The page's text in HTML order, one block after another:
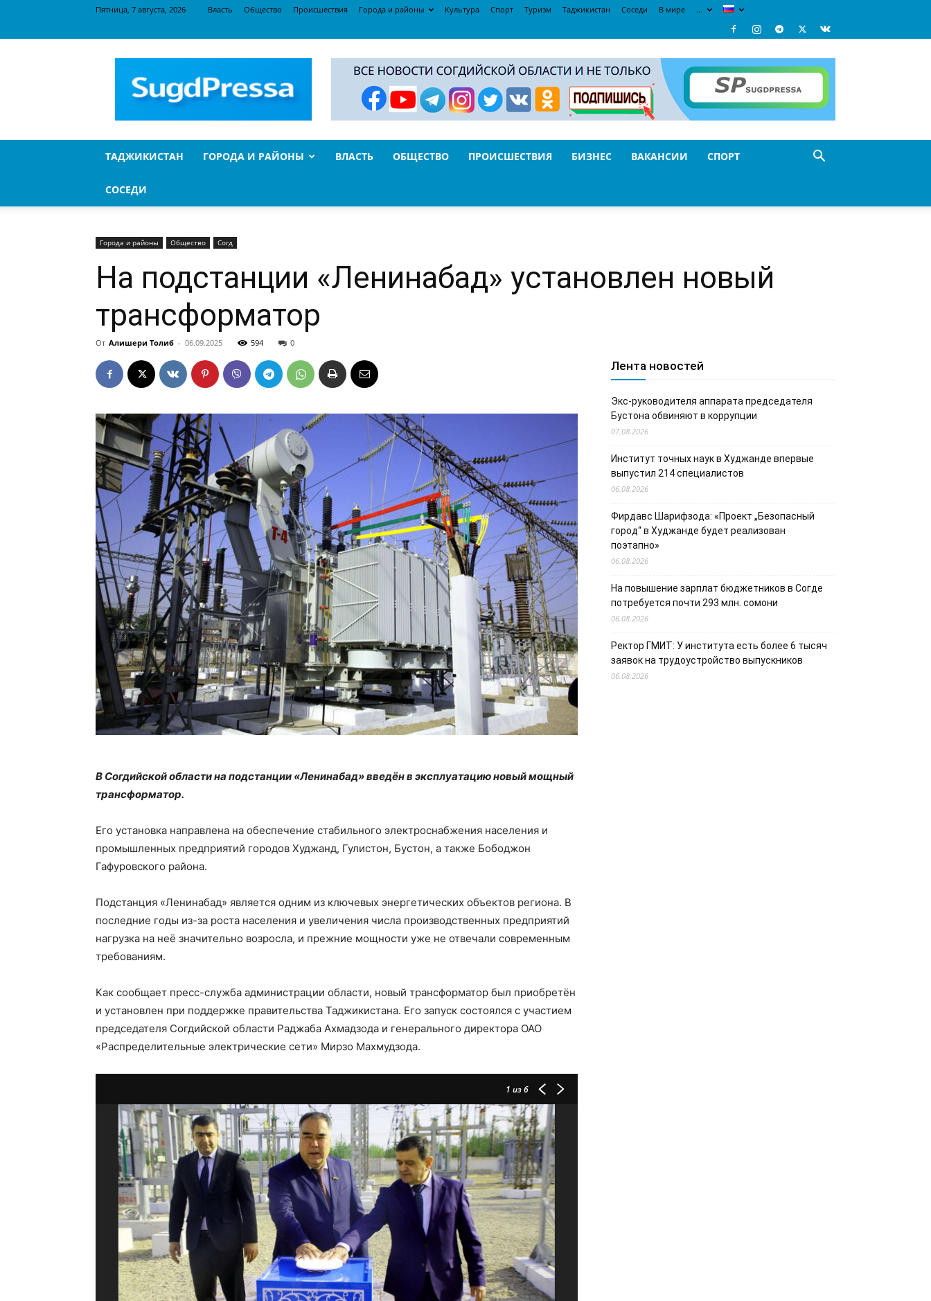
Пятница, 7 августа, 2026 Власть Общество Происшествия Города и районы Культура Спорт Туризм Таджикистан Соседи В мире …
ТАДЖИКИСТАН ГОРОДА И РАЙОНЫ ВЛАСТЬ ОБЩЕСТВО ПРОИСШЕСТВИЯ БИЗНЕС ВАКАНСИИ СПОРТ
СОСЕДИ
Города и районы Общество Согд
На подстанции «Ленинабад» установлен новый
трансформатор
От Алишери Толиб - 06.09.2025 594 0
В Согдийской области на подстанции «Ленинабад» введён в эксплуатацию новый мощный
трансформатор.
Его установка направлена на обеспечение стабильного электроснабжения населения и
промышленных предприятий городов Худжанд, Гулистон, Бустон, а также Бободжон
Гафуровского района.
Подстанция «Ленинабад» является одним из ключевых энергетических объектов региона. В
последние годы из-за роста населения и увеличения числа производственных предприятий
нагрузка на неё значительно возросла, и прежние мощности уже не отвечали современным
требованиям.
Как сообщает пресс-служба администрации области, новый трансформатор был приобретён
и установлен при поддержке правительства Таджикистана. Его запуск состоялся с участием
председателя Согдийской области Раджаба Ахмадзода и генерального директора ОАО
«Распределительные электрические сети» Мирзо Махмудзода.
1 из 6
Лента новостей
Экс-руководителя аппарата председателя
Бустона обвиняют в коррупции
07.08.2026
Институт точных наук в Худжанде впервые
выпустил 214 специалистов
06.08.2026
Фирдавс Шарифзода: «Проект „Безопасный
город“ в Худжанде будет реализован
поэтапно»
06.08.2026
На повышение зарплат бюджетников в Согде
потребуется почти 293 млн. сомони
06.08.2026
Ректор ГМИТ: У института есть более 6 тысяч
заявок на трудоустройство выпускников
06.08.2026